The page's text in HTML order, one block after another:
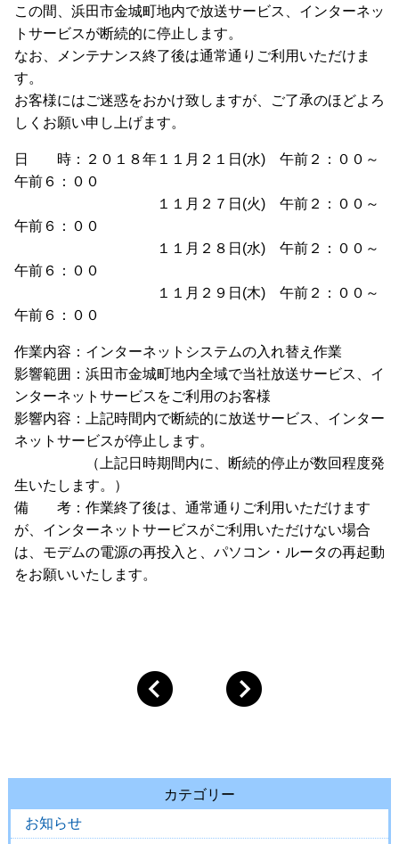
この間、浜田市金城町地内で放送サービス、インターネッ
トサービスが断続的に停止します。
なお、メンテナンス終了後は通常通りご利用いただけま
す。
お客様にはご迷惑をおかけ致しますが、ご了承のほどよろ
しくお願い申し上げます。
日 時：２０１８年１１月２１日(水) 午前２：００～
午前６：００
１１月２７日(火) 午前２：００～
午前６：００
１１月２８日(水) 午前２：００～
午前６：００
１１月２９日(木) 午前２：００～
午前６：００
作業内容：インターネットシステムの入れ替え作業
影響範囲：浜田市金城町地内全域で当社放送サービス、イ
ンターネットサービスをご利用のお客様
影響内容：上記時間内で断続的に放送サービス、インター
ネットサービスが停止します。
（上記日時期間内に、断続的停止が数回程度発
生いたします。）
備 考：作業終了後は、通常通りご利用いただけます
が、インターネットサービスがご利用いただけない場合
は、モデムの電源の再投入と、パソコン・ルータの再起動
をお願いいたします。
カテゴリー
お知らせ